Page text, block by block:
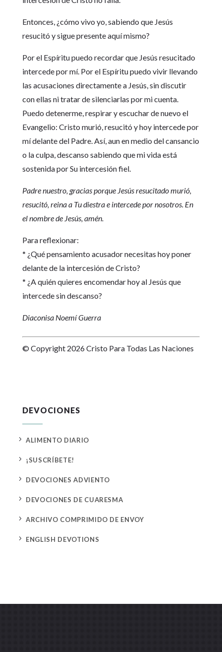
Entonces, ¿cómo vivo yo, sabiendo que Jesús
resucitó y sigue presente aquí mismo?
Por el Espíritu puedo recordar que Jesús resucitado
intercede por mí. Por el Espíritu puedo vivir llevando
las acusaciones directamente a Jesús, sin discutir
con ellas ni tratar de silenciarlas por mi cuenta.
Puedo detenerme, respirar y escuchar de nuevo el
Evangelio: Cristo murió, resucitó y hoy intercede por
mí delante del Padre. Así, aun en medio del cansancio
o la culpa, descanso sabiendo que mi vida está
sostenida por Su intercesión fiel.
Padre nuestro, gracias porque Jesús resucitado murió,
resucitó, reina a Tu diestra e intercede por nosotros. En
el nombre de Jesús, amén.
Para reflexionar:
* ¿Qué pensamiento acusador necesitas hoy poner
delante de la intercesión de Cristo?
* ¿A quién quieres encomendar hoy al Jesús que
intercede sin descanso?
Diaconisa Noemí Guerra
© Copyright 2026 Cristo Para Todas Las Naciones
DEVOCIONES
5 ALIMENTO DIARIO
5 ¡SUSCRÍBETE!
5 DEVOCIONES ADVIENTO
5 DEVOCIONES DE CUARESMA
5 ARCHIVO COMPRIMIDO DE ENVOY
5 ENGLISH DEVOTIONS